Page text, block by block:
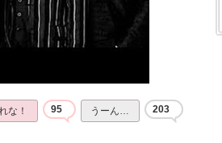
な！ 95 うーん… 203